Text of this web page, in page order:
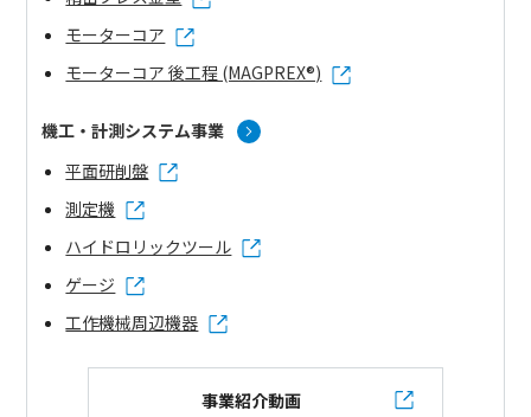
モーターコア
モーターコア 後工程 (MAGPREX®)
機工・計測システム事業
平面研削盤
測定機
ハイドロリックツール
ゲージ
工作機械周辺機器
事業紹介動画